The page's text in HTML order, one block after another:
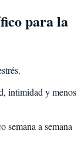
para la
intimidad y menos
semana a semana